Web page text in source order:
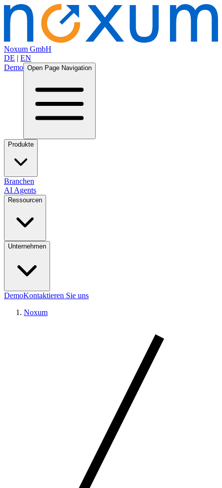
Noxum GmbH
DE | EN
Demo Open Page Navigation
Produkte
Branchen
AI Agents
Ressourcen
Unternehmen
DemoKontaktieren Sie uns
Noxum